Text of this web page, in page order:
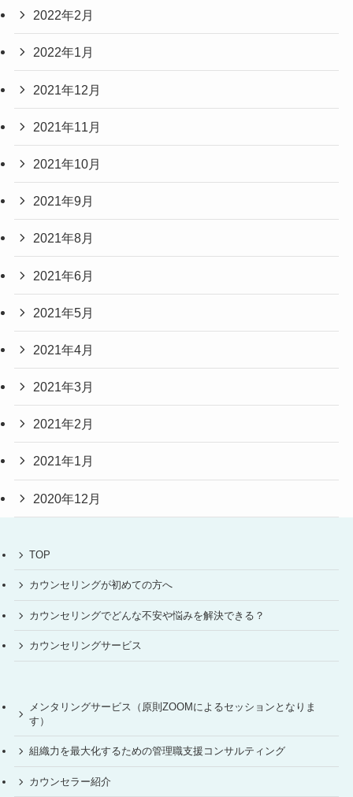
2022年2月
2022年1月
2021年12月
2021年11月
2021年10月
2021年9月
2021年8月
2021年6月
2021年5月
2021年4月
2021年3月
2021年2月
2021年1月
2020年12月
TOP
カウンセリングが初めての方へ
カウンセリングでどんな不安や悩みを解決できる？
カウンセリングサービス
メンタリングサービス（原則ZOOMによるセッションとなりま
す）
組織力を最大化するための管理職支援コンサルティング
カウンセラー紹介